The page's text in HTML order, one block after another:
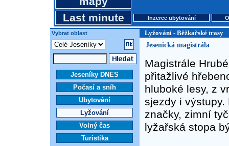
Last minute Inzerce ubytování
Vybrat oblast Lyžování - Běžkařské trasy
Jeseníky DNES
Počasí a sníh
Ubytování
Lyžování
Volný čas
Turistika
Jesenická magistrála
Magistrále
přitažlivé
hluboké lesy, z
sjezdy i
značky, zimní
lyžařská stopa